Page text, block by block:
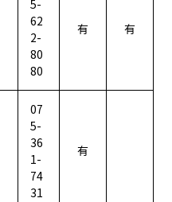
5-
62
2-
80
80
有 有
07
5-
36
1-
74
31
有